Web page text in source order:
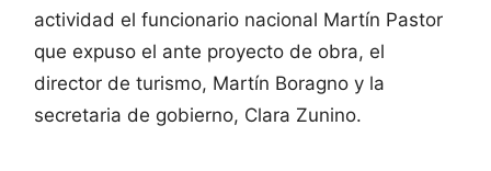
actividad el funcionario nacional Martín Pastor
que expuso el ante proyecto de obra, el
director de turismo, Martín Boragno y la
secretaria de gobierno, Clara Zunino.